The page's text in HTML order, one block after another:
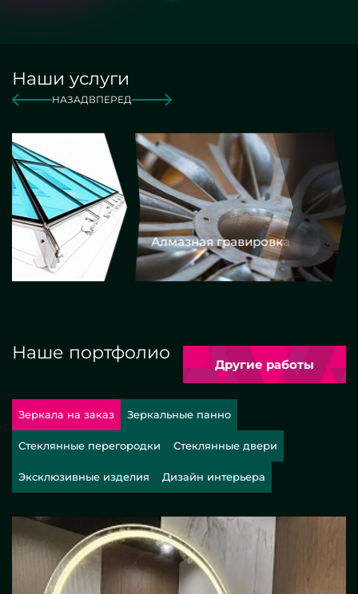
Наши услуги
НАЗАДВПЕРЕД
Алмазная гравировка
Наше портфолио
Другие работы
Зеркала на заказ Зеркальные панно
Стеклянные перегородки Стеклянные двери
Эксклюзивные изделия Дизайн интерьера